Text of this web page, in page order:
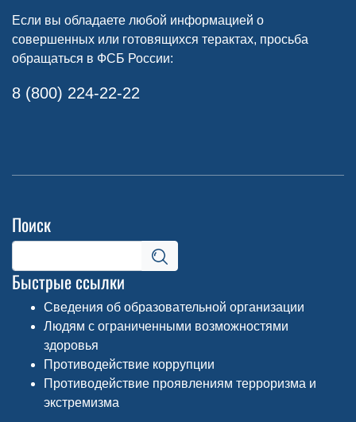
Если вы обладаете любой информацией о
совершенных или готовящихся терактах, просьба
обращаться в ФСБ России:
8 (800) 224-22-22
Поиск
Быстрые ссылки
Сведения об образовательной организации
Людям с ограниченными возможностями
здоровья
Противодействие коррупции
Противодействие проявлениям терроризма и
экстремизма